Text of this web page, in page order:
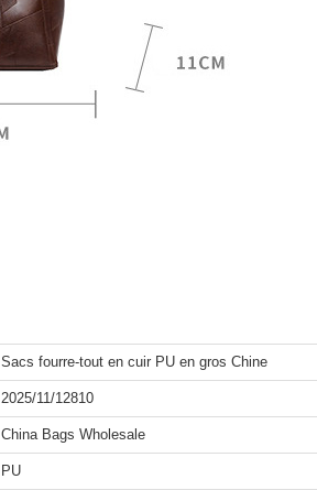
Sacs fourre-tout en cuir PU en gros Chine
2025/11/12810
China Bags Wholesale
PU